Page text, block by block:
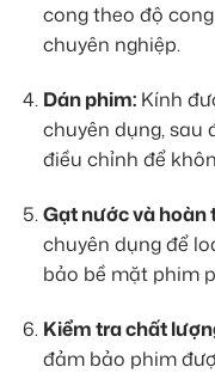
cong theo độ
chuyên nghiệp.
Dán phim:Kính
chuyên dụng, sau
điều chỉnh để
Gạt nước và hoàn
chuyên dụng để
bảo bề mặt phim
Kiểm tra chất
đảm bảo phim